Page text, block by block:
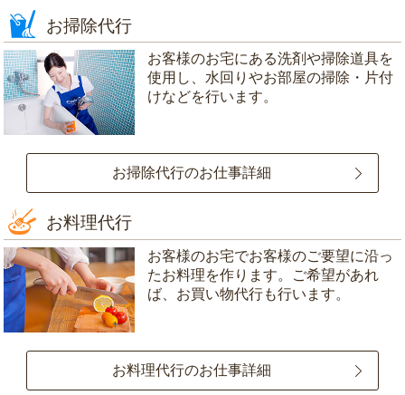
お掃除代行
お客様のお宅にある洗剤や掃除道具を
使用し、水回りやお部屋の掃除・片付
けなどを行います。
お掃除代行のお仕事詳細
お料理代行
お客様のお宅でお客様のご要望に沿っ
たお料理を作ります。ご希望があれ
ば、お買い物代行も行います。
お料理代行のお仕事詳細